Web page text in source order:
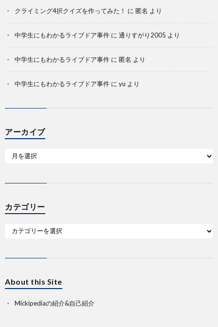
クライミング4択クイズを作ってみた！ に 匿名 より
中学生にもわかるライブドア事件 に 通りすがり2005 より
中学生にもわかるライブドア事件 に 匿名 より
中学生にもわかるライブドア事件 に yu より
アーカイブ
カテゴリー
About this Site
Mickipediaの紹介&自己紹介